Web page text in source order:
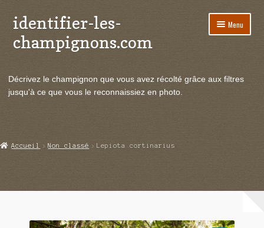
Aller
à
la
Aller
au
contenu
identifier-les-
champignons.com
Menu
le
Actualités
Echanges et contacts
Décrivez le champignon que vous avez récolté grâce aux filtres
jusqu'à ce que vous le reconnaissiez en photo.
Accueil Non classé Lepiota cortinarius